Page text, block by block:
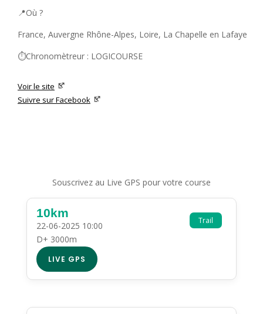
📍Où ?
France, Auvergne Rhône-Alpes, Loire, La Chapelle en Lafaye
⏱️Chronomètreur : LOGICOURSE
Voir le site
Suivre sur Facebook
Souscrivez au Live GPS pour votre course
Trail
10km
22-06-2025 10:00
D+ 3000m
LIVE GPS